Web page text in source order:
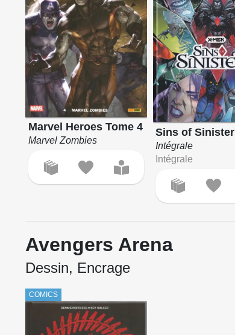
Marvel Heroes Tome 4
Marvel Zombies
Sins of Sinister
Intégrale
Intégrale
Avengers Arena
Dessin, Encrage
COMICS